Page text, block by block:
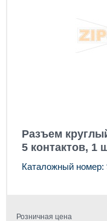
Разъем
5 контактов, 1
Каталожный номер:
Розничная цена